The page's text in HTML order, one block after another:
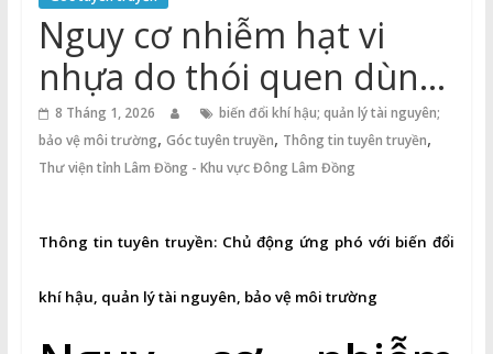
Thuận
Cổng
Vào
Tri
Thức
Nguy cơ nhiễm hạt vi
nhựa do thói quen dùng
đồ nhựa một lần
8 Tháng 1, 2026
biến đổi khí hậu; quản lý tài nguyên;
bảo vệ môi trường, Góc tuyên truyền, Thông tin tuyên truyền,
Thư viện tỉnh Lâm Đồng - Khu vực Đông Lâm Đồng
Thông tin tuyên truyền: Chủ động ứng phó với biến đổi
khí hậu, quản lý tài nguyên, bảo vệ môi trường